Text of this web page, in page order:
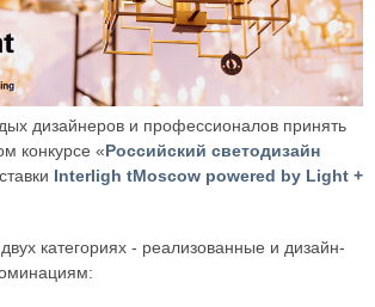
дизайнеров и профессионалов принять
конкурсе «Российский светодизайн
Interligh tMoscow powered by Light +
категориях - реализованные и дизайн-